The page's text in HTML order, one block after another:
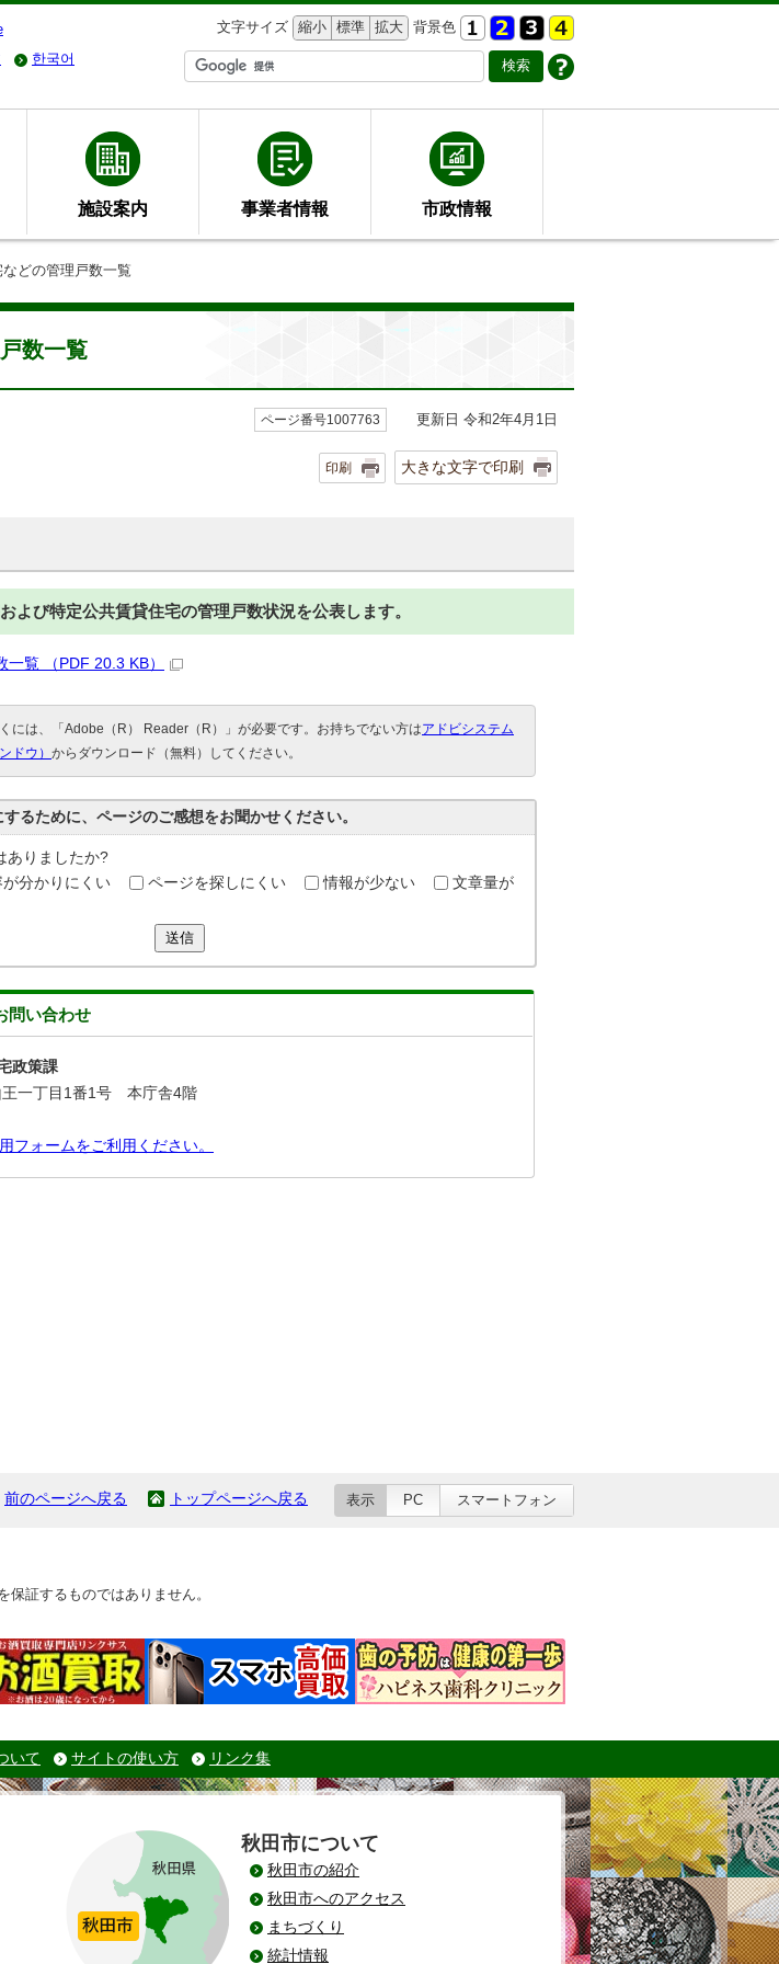
文字サイズ 縮小 標準 拡大 背景色
한국어
施設案内 事業者情報 市政情報
どの管理戸数一覧
数一覧
ページ番号1007763 更新日 令和2年4月1日
印刷 大きな文字で印刷
よび特定公共賃貸住宅の管理戸数状況を公表します。
覧 （PDF 20.3 KB）
には、「Adobe（R） Reader（R）」が必要です。お持ちでない方はアドビシステム
ドウ） からダウンロード（無料）してください。
るために、ページのご感想をお聞かせください。
ありましたか?
が分かりにくい ページを探しにくい 情報が少ない
文章量が
送信
問い合わせ
政策課
一丁目1番1号 本庁舎4階
フォームをご利用ください。
前のページへ戻る トップページへ戻る 表示 PC スマートフォン
証するものではありません。
いて サイトの使い方 リンク集
秋田市について
秋田市の紹介
秋田市へのアクセス
まちづくり
統計情報